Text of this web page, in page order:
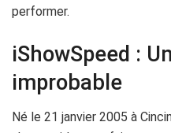
performer.
iShowSpeed :
improbable
Né le 21 janvier 2005 à